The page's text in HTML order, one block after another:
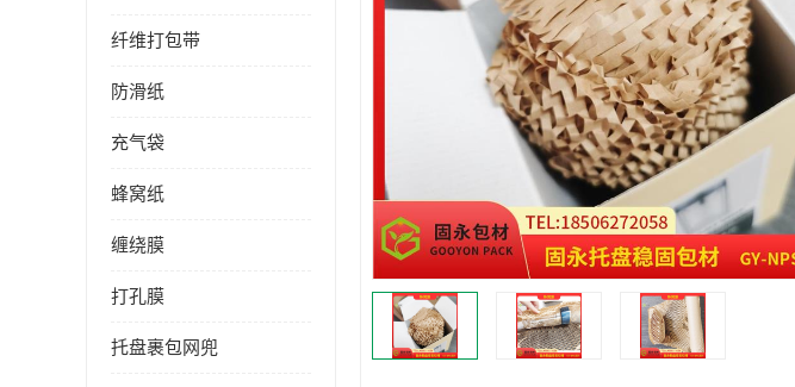
纤维打包带
防滑纸
充气袋
蜂窝纸
缠绕膜
打孔膜
托盘裹包网兜